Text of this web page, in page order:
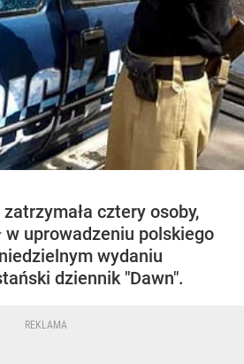
cztery osoby,
w uprowadzeniu polskiego
wydaniu
dziennik "Dawn".